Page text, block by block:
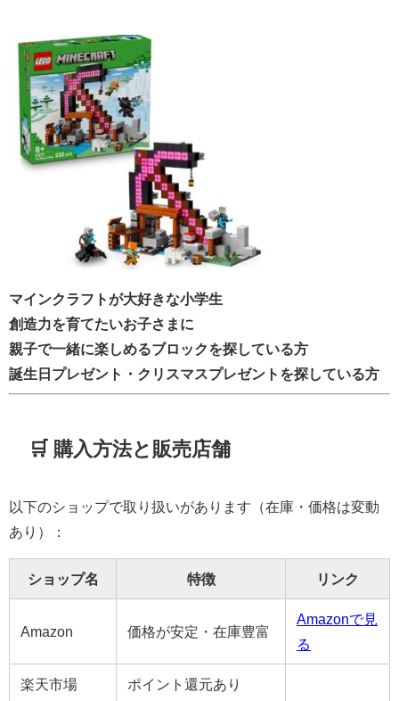
マインクラフトが大好きな小学生
創造力を育てたいお子さまに
親子で一緒に楽しめるブロックを探している方
誕生日プレゼント・クリスマスプレゼントを探している方
🛒 購入方法と販売店舗
以下のショップで取り扱いがあります（在庫・価格は変動
あり）：
ショップ名 特徴 リンク
Amazon 価格が安定・在庫豊富
Amazonで見
る
楽天市場 ポイント還元あり